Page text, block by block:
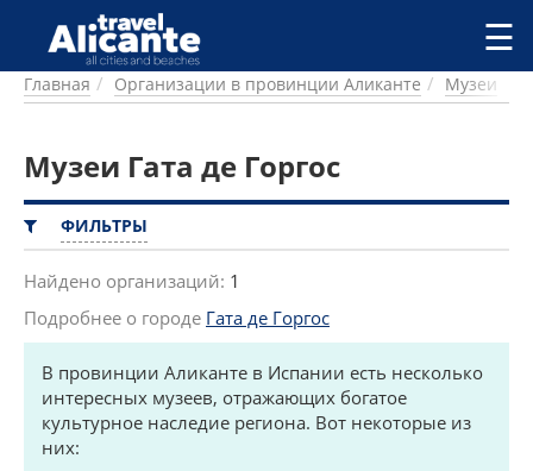
Перейти к основному содержанию
ГОРОДА
ПИТАНИЕ
ПРОЖИВАНИЕ
ПЛЯЖИ
ДОСТОПРИМЕЧАТЕЛЬНОСТИ
КЕМПИНГ
КОМАРКИ (РАЙОНЫ)
РЕЦЕПТЫ
ПРЕДЛОЖЕНИЯ
СТАТЬИ
УСЛУГИ
☰
Главная Организации в провинции Аликанте Музеи
Музеи Гата де Горгос
ФИЛЬТРЫ
Найдено организаций: 1
Подробнее о городе Гата де Горгос
В провинции Аликанте в Испании есть несколько
интересных музеев, отражающих богатое
культурное наследие региона. Вот некоторые из
них: